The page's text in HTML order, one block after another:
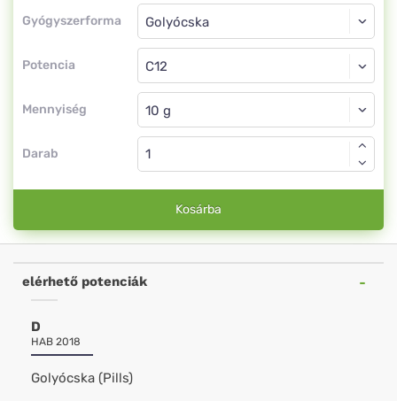
Gyógyszerforma
Gyógyszerforma
Potencia
Golyócska
C12
Mennyiség
Golyócska
Darab
Kosárba
elérhető potenciák
D
HAB 2018
Golyócska (Pills)